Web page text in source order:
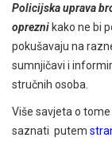
Policijska uprava
oprezni kako ne bi
pokušavaju na
sumnjičavi i
stručnih osoba.
Više savjeta o
saznati putem